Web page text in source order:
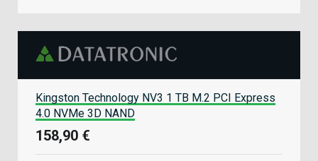
Kingston Technology NV3 1 TB M.2 PCI Express
4.0 NVMe 3D NAND
158,90 €